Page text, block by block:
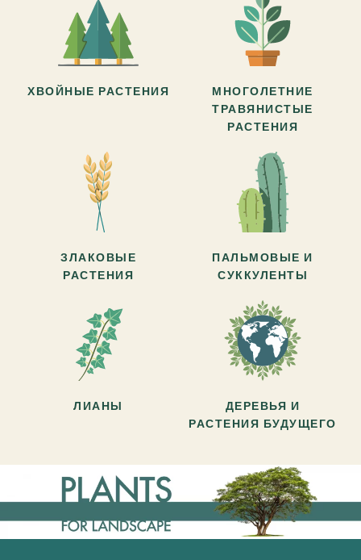
ХВОЙНЫЕ РАСТЕНИЯ
МНОГОЛЕТНИЕ
ТРАВЯНИСТЫЕ
РАСТЕНИЯ
ЗЛАКОВЫЕ
РАСТЕНИЯ
ПАЛЬМОВЫЕ И
СУККУЛЕНТЫ
ЛИАНЫ
ДЕРЕВЬЯ И
РАСТЕНИЯ БУДУЩЕГО